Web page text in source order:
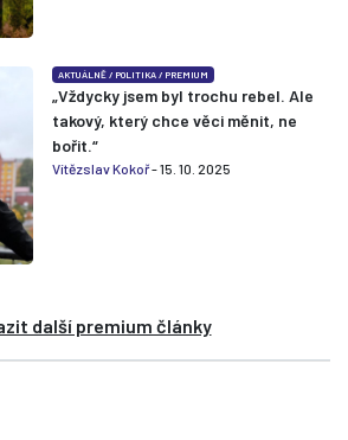
AKTUÁLNĚ /POLITIKA /PREMIUM
„Vždycky jsem byl trochu rebel. Ale
takový, který chce věci měnit, ne
bořit.“
Vítězslav Kokoř- 15. 10. 2025
další premium články